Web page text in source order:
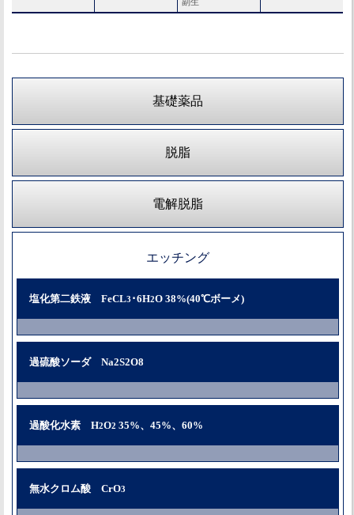
基礎薬品
脱脂
電解脱脂
エッチング
塩化第二鉄液 FeCL3 ･6H2O 38%(40℃ボーメ)
過硫酸ソーダ Na2S2O8
過酸化水素 H2O2 35%、45%、60%
無水クロム酸 CrO3